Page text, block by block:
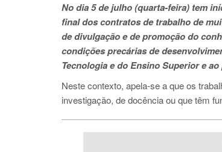
No dia 5 de julho (quarta-feira) tem
final dos contratos de trabalho de
de divulgação e de promoção do
condições precárias de
Tecnologia e do Ensino Superior e
Neste contexto, apela-se a que os
investigação, de docência ou que têm